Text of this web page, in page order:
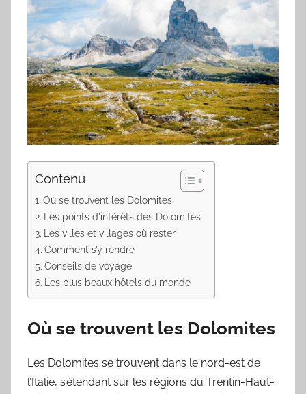
Contenu
Où se trouvent les Dolomites
Les points d’intérêts des Dolomites
Les villes et villages où rester
Comment s’y rendre
Conseils de voyage
Les plus beaux hôtels du monde
Où se trouvent les Dolomites
Les Dolomites se trouvent dans le nord-est de
l’Italie, s’étendant sur les régions du Trentin-Haut-